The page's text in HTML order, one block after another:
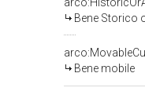
Bene Storico
Bene mobile